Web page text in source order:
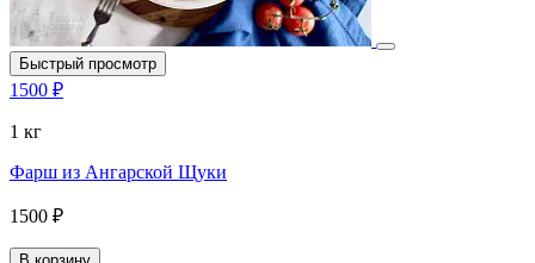
Быстрый просмотр
1500 ₽
1 кг
Фарш из Ангарской Щуки
1500 ₽